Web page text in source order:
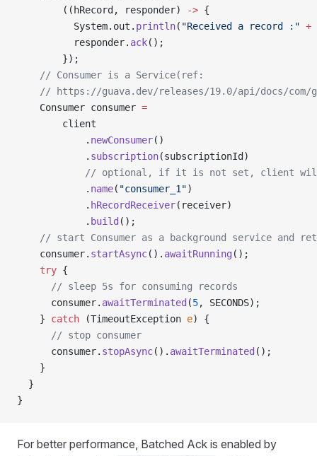
        ((hRecord, responder)
-> {
          System.out.
println( "Received a record :" +
          responder.
ack();
        });
    // Consumer is a Service(ref:
// https://guava.dev/releases/19.0/api/docs/
    Consumer consumer
=
        client
            .
newConsumer()
            .
subscription(subscriptionId)
// optional, if it is not set, client
            .
name( "consumer_1")
            .
hRecordReceiver(receiver)
            .
build ();
// start Consumer as a background service and
    consumer.
startAsync(). awaitRunning ();
    try
{
      // sleep 5s for consuming records
      consumer.
awaitTerminated (5, SECONDS);
    }
catch (TimeoutException e) {
      // stop consumer
      consumer.
stopAsync(). awaitTerminated ();
    }
  }
}
For better performance, Batched Ack is enabled by